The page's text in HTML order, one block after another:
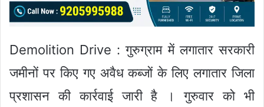
Demolition Drive : गुरुग्राम में लगातार सरकारी
जमीनों पर किए गए अवैध कब्जों के लिए लगातार जिला
प्रशासन की कार्रवाई जारी है । गुरुवार को भी